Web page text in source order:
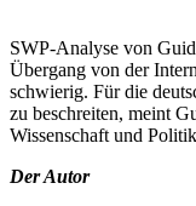
SWP-Analyse von
Übergang von der
schwierig. Für die
zu beschreiten, meint
Wissenschaft und
Der Autor